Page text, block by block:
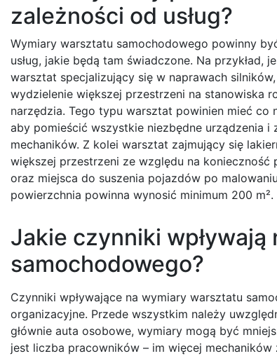
zależności od usług?
Wymiary warsztatu samochodowego powinny
usług, jakie będą tam świadczone. Na przykład,
warsztat specjalizujący się w naprawach
wydzielenie większej przestrzeni na stanowiska
narzędzia. Tego typu warsztat powinien mieć co
aby pomieścić wszystkie niezbędne urządzenia
mechaników. Z kolei warsztat zajmujący się
większej przestrzeni ze względu na konieczność
oraz miejsca do suszenia pojazdów po
powierzchnia powinna wynosić minimum 200 m².
Jakie czynniki
samochodowego?
Czynniki wpływające na wymiary warsztatu
organizacyjne. Przede wszystkim należy
głównie auta osobowe, wymiary mogą być
jest liczba pracowników – im więcej